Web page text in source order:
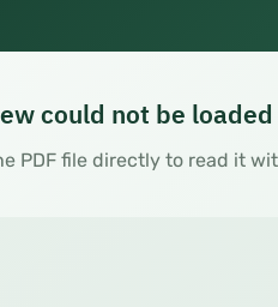
could not be loaded
PDF file directly to read it